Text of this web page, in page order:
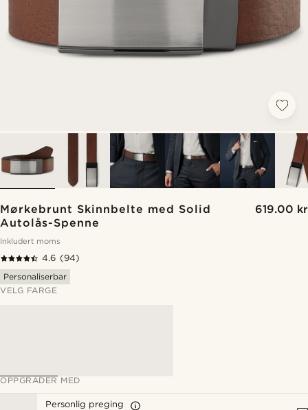
Mørkebrunt Skinnbelte med Solid
Autolås-Spenne
619.00 kr
Inkludert moms
4.6 (94)
Personaliserbar
VELG FARGE
OPPGRADER MED
Personlig preging